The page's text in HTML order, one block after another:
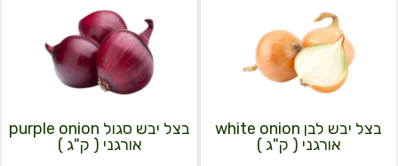
בצל יבש לבן white onion
אורגני ( ק"ג )
בצל
יבש
לבן
white
onion
(
ק"ג
)
בצל יבש סגול purple onion
אורגני ( ק"ג )
של
בצל
יבש
סגול
purple
onion
(
ק"ג
)